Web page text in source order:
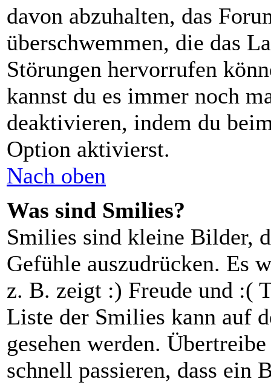
davon abzuhalten, das
überschwemmen, die das
Störungen hervorrufen
kannst du es immer noch
deaktivieren, indem du
Option aktivierst.
Nach oben
Was sind Smilies?
Smilies sind kleine Bilder,
Gefühle auszudrücken. Es
z. B. zeigt :) Freude und :(
Liste der Smilies kann auf
gesehen werden.
schnell passieren, dass ein